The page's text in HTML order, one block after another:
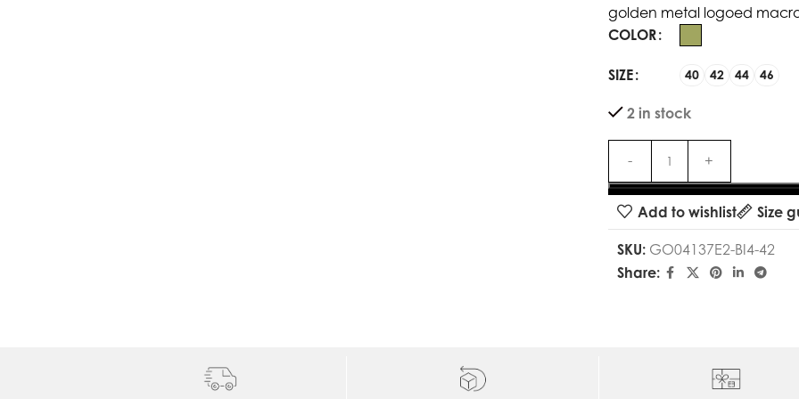
golden metal logoed
COLOR
SIZE 40 42 44 46
2 in stock
Add to wishlist Size
SKU: GO04137E2-BI4-42
Share: